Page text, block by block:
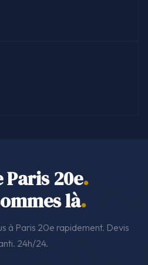
Paris 20e.
là.
à Paris 20e rapidement. Devis
24h/24.